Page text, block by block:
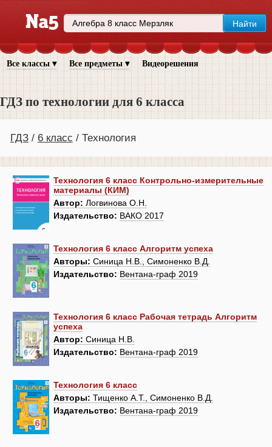
Все классы ▾ Все предметы ▾ Видеорешения
ГДЗ по технологии для 6 класса
ГДЗ 6 класс Технология
Технология 6 класс Контрольно-измерительные
материалы (КИМ)
Автор: Логвинова О.Н.
Издательство: ВАКО 2017
Технология 6 класс Алгоритм успеха
Авторы: Синица Н.В., Симоненко В.Д.
Издательство: Вентана-граф 2019
Технология 6 класс Рабочая тетрадь Алгоритм
успеха
Автор: Синица Н.В.
Издательство: Вентана-граф 2019
Технология 6 класс
Авторы: Тищенко А.Т., Симоненко В.Д.
Издательство: Вентана-граф 2019